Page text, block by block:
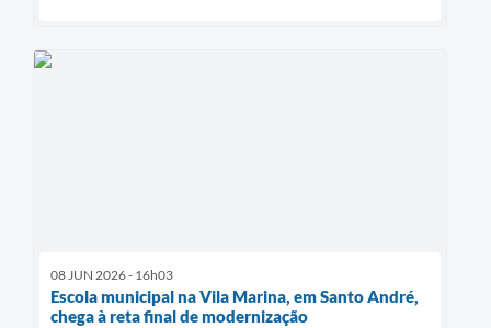
08 JUN 2026 - 16h03
Escola municipal na Vila Marina, em Santo André,
chega à reta final de modernização